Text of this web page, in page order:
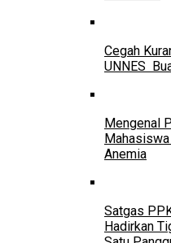
Cegah
UNNES
Mengenal
Anemia
Satgas
Hadirkan